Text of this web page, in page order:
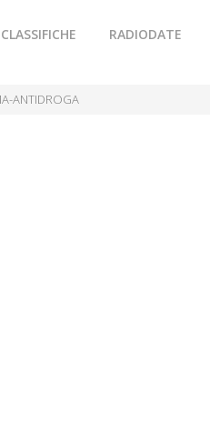
CLASSIFICHE RADIODATE
ANTIDROGA